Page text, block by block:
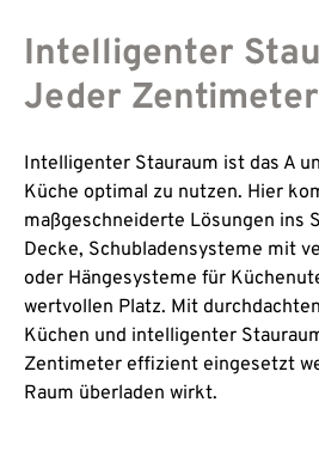
Intelligenter
Jeder
Intelligenter Stauraum ist das A
Küche optimal zu nutzen. Hier
maßgeschneiderte Lösungen ins
Decke, Schubladensysteme mit
oder Hängesysteme für
wertvollen Platz. Mit
Küchen und intelligenter
Zentimeter effizient eingesetzt
Raum überladen wirkt.